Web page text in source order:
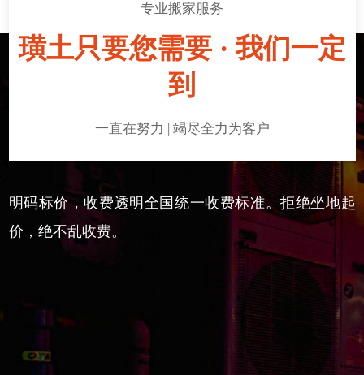
专业搬家服务
璜土只要您需要 · 我们一定
到
一直在努力 | 竭尽全力为客户
明码标价，收费透明全国统一收费标准。拒绝坐地起
价，绝不乱收费。